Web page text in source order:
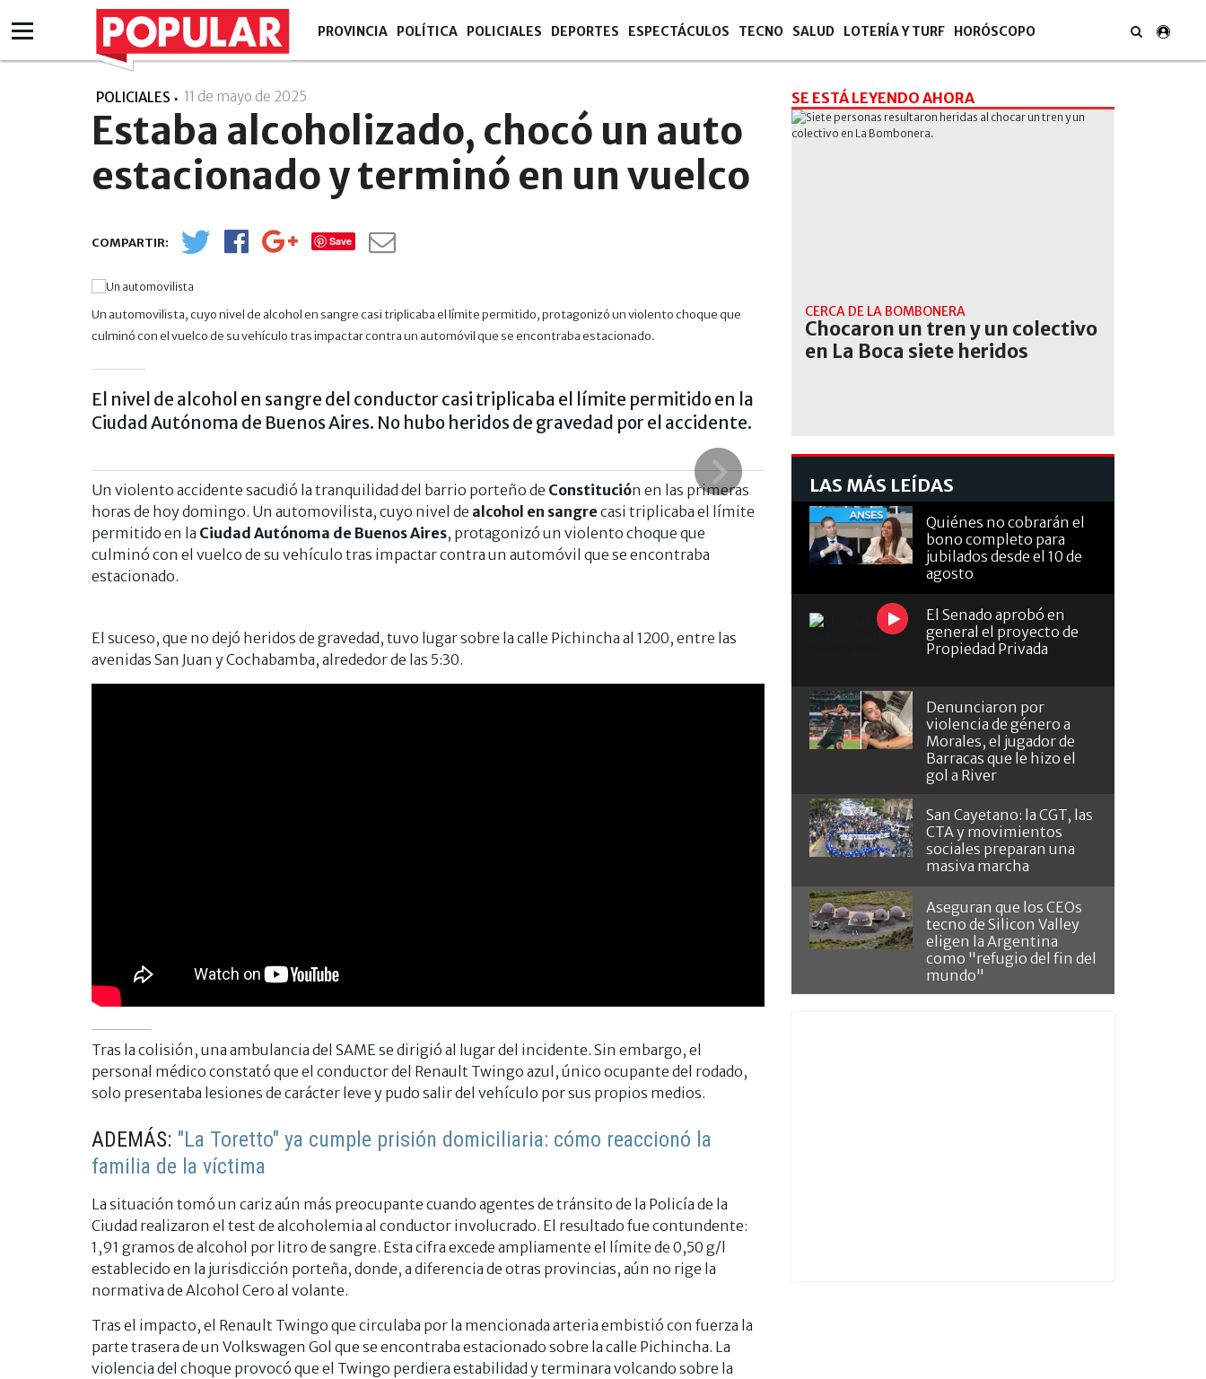
PROVINCIA POLÍTICA POLICIALES DEPORTES ESPECTÁCULOS TECNO SALUD LOTERÍA Y TURF HORÓSCOPO
POLICIALES 11 de mayo de 2025
Estaba alcoholizado, chocó un auto
estacionado y terminó en un vuelco
Save
Un automovilista, cuyo nivel de alcohol en sangre casi triplicaba el límite permitido, protagonizó un violento choque que
culminó con el vuelco de su vehículo tras impactar contra un automóvil que se encontraba estacionado.
El nivel de alcohol en sangre del conductor casi triplicaba el límite permitido en la
Ciudad Autónoma de Buenos Aires. No hubo heridos de gravedad por el accidente.
Un violento accidente sacudió la tranquilidad del barrio porteño de Constitución en las primeras
horas de hoy domingo. Un automovilista, cuyo nivel de alcohol en sangre casi triplicaba el límite
permitido en la Ciudad Autónoma de Buenos Aires, protagonizó un violento choque que
culminó con el vuelco de su vehículo tras impactar contra un automóvil que se encontraba
estacionado.
El suceso, que no dejó heridos de gravedad, tuvo lugar sobre la calle Pichincha al 1200, entre las
avenidas San Juan y Cochabamba, alrededor de las 5:30.
Tras la colisión, una ambulancia del SAME se dirigió al lugar del incidente. Sin embargo, el
personal médico constató que el conductor del Renault Twingo azul, único ocupante del rodado,
solo presentaba lesiones de carácter leve y pudo salir del vehículo por sus propios medios.
ADEMÁS: "La Toretto" ya cumple prisión domiciliaria: cómo reaccionó la
familia de la víctima
La situación tomó un cariz aún más preocupante cuando agentes de tránsito de la Policía de la
Ciudad realizaron el test de alcoholemia al conductor involucrado. El resultado fue contundente:
1,91 gramos de alcohol por litro de sangre. Esta cifra excede ampliamente el límite de 0,50 g/l
establecido en la jurisdicción porteña, donde, a diferencia de otras provincias, aún no rige la
normativa de Alcohol Cero al volante.
Tras el impacto, el Renault Twingo que circulaba por la mencionada arteria embistió con fuerza la
parte trasera de un Volkswagen Gol que se encontraba estacionado sobre la calle Pichincha. La
violencia del choque provocó que el Twingo perdiera estabilidad y terminara volcando sobre la
SE ESTÁ LEYENDO AHORA
CERCA DE LA BOMBONERA
Chocaron un tren y un colectivo
en La Boca siete heridos
LAS MÁS LEÍDAS
Quiénes no cobrarán el
bono completo para
jubilados desde el 10 de
agosto
El Senado aprobó en
general el proyecto de
Propiedad Privada
Denunciaron por
violencia de género a
Morales, el jugador de
Barracas que le hizo el
gol a River
San Cayetano: la CGT, las
CTA y movimientos
sociales preparan una
masiva marcha
Aseguran que los CEOs
tecno de Silicon Valley
eligen la Argentina
como "refugio del fin del
mundo"